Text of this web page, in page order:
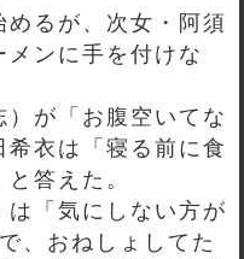
るが、次女・阿須
メンに手を付けな
が「お腹空いてな
衣は「寝る前に食
答えた。
は「気にしない方が
、おねしょしてた